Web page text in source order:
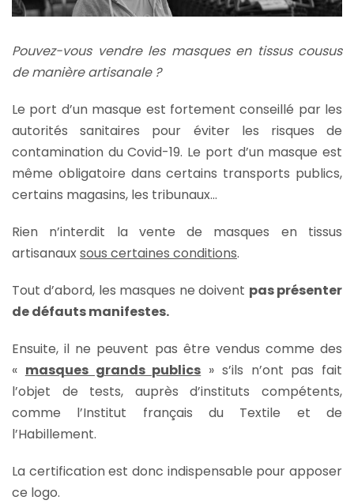
Pouvez-vous vendre les masques en tissus cousus
de manière artisanale ?
Le port d’un masque est fortement conseillé par les
autorités sanitaires pour éviter les risques de
contamination du Covid-19. Le port d’un masque est
même obligatoire dans certains transports publics,
certains magasins, les tribunaux…
Rien n’interdit la vente de masques en tissus
artisanauxsous certaines conditions.
Tout d’abord, les masques ne doivent pas présenter
de défauts manifestes.
Ensuite, il ne peuvent pas être vendus comme des
« masques grands publics » s’ils n’ont pas fait
l’objet de tests, auprès d’instituts compétents,
comme l’Institut français du Textile et de
l’Habillement.
La certification est donc indispensable pour apposer
ce logo.